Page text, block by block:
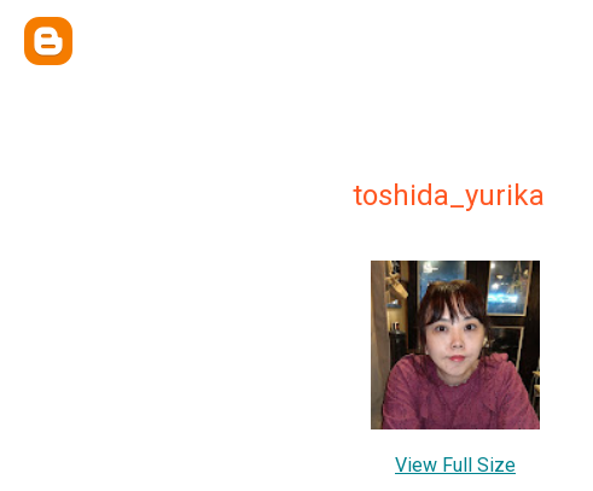
toshida_yurika
View Full Size